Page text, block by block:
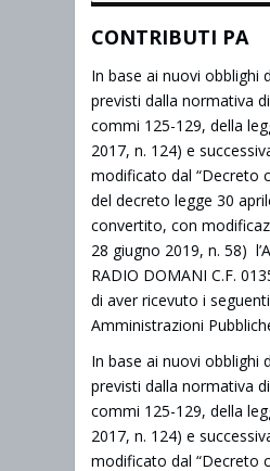
CONTRIBUTI PA
In base ai nuovi obblighi
previsti dalla normativa
commi 125-129, della
2017, n. 124) e
modificato dal “Decreto
del decreto legge 30
convertito, con
28 giugno 2019, n. 58)
RADIO DOMANI C.F.
di aver ricevuto i
Amministrazioni
In base ai nuovi obblighi
previsti dalla normativa
commi 125-129, della
2017, n. 124) e
modificato dal “Decreto